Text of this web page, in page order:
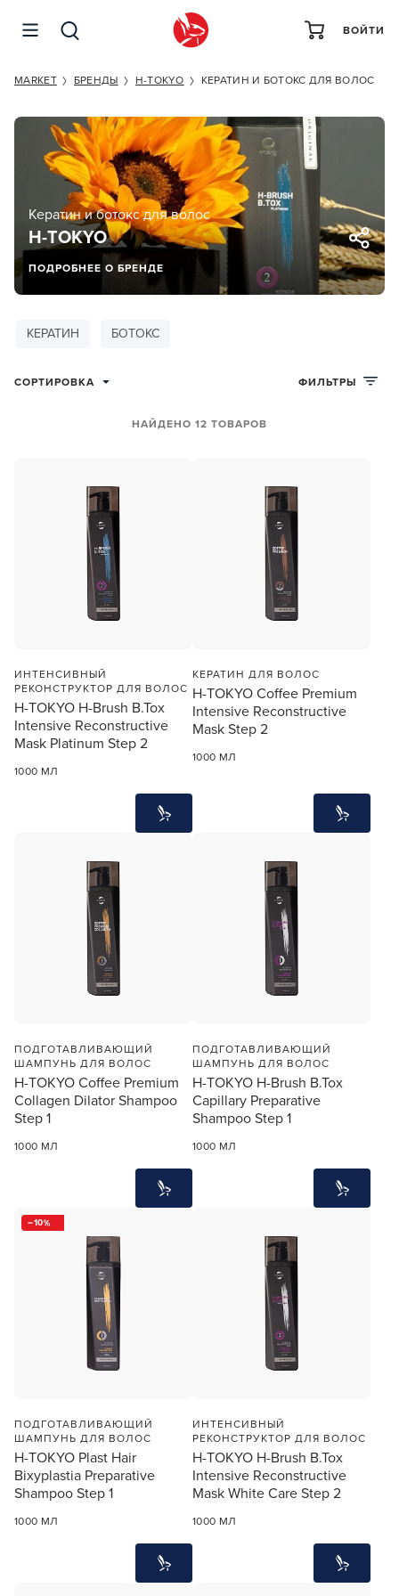
ВОЙТИ
MARKET БРЕНДЫ H-TOKYO КЕРАТИН И БОТОКС ДЛЯ ВОЛОС
H-TOKYO
Кератин и ботокс для волос
ПОДРОБНЕЕ О БРЕНДЕ
КЕРАТИН БОТОКС
СОРТИРОВКА
НАЙДЕНО 12 ТОВАРОВ
ФИЛЬТРЫ
ИНТЕНСИВНЫЙ
РЕКОНСТРУКТОР ДЛЯ ВОЛОС
H-TOKYO H-Brush B.Tox
Intensive Reconstructive
Mask Platinum Step 2
1000 МЛ
КЕРАТИН ДЛЯ ВОЛОС
H-TOKYO Coffee Premium
Intensive Reconstructive
Mask Step 2
1000 МЛ
ПОДГОТАВЛИВАЮЩИЙ
ШАМПУНЬ ДЛЯ ВОЛОС
H-TOKYO Coffee Premium
Collagen Dilator Shampoo
Step 1
1000 МЛ
ПОДГОТАВЛИВАЮЩИЙ
ШАМПУНЬ ДЛЯ ВОЛОС
H-TOKYO H-Brush B.Tox
Capillary Preparative
Shampoo Step 1
1000 МЛ
10
ПОДГОТАВЛИВАЮЩИЙ
ШАМПУНЬ ДЛЯ ВОЛОС
H-TOKYO Plast Hair
Bixyplastia Preparative
Shampoo Step 1
1000 МЛ
ИНТЕНСИВНЫЙ
РЕКОНСТРУКТОР ДЛЯ ВОЛОС
H-TOKYO H-Brush B.Tox
Intensive Reconstructive
Mask White Care Step 2
1000 МЛ